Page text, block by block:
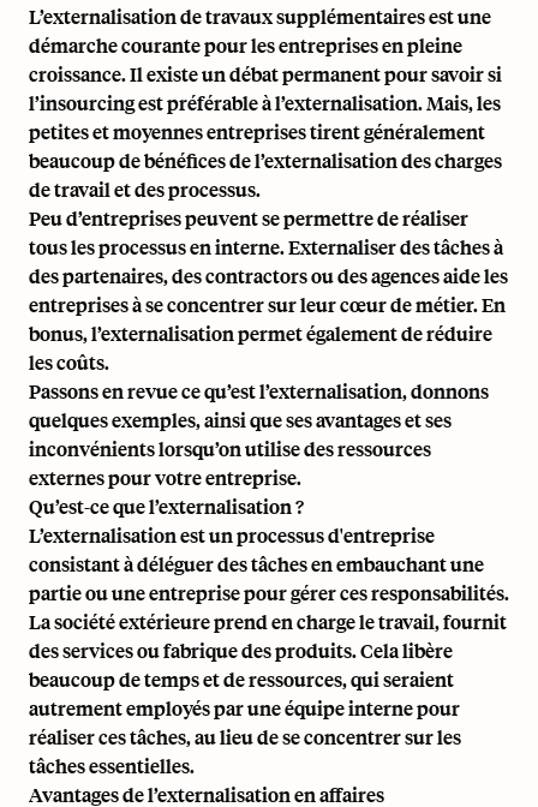
L’externalisation de travaux supplémentaires est une
démarche courante pour les entreprises en pleine
croissance. Il existe un débat permanent pour savoir si
l’insourcing est préférable à l’externalisation. Mais, les
petites et moyennes entreprises tirent généralement
beaucoup de bénéfices de l’externalisation des charges
de travail et des processus.
Peu d’entreprises peuvent se permettre de réaliser
tous les processus en interne. Externaliser des tâches à
des partenaires, des contractors ou des agences aide les
entreprises à se concentrer sur leur cœur de métier. En
bonus, l’externalisation permet également de réduire
les coûts.
Passons en revue ce qu’est l’externalisation, donnons
quelques exemples, ainsi que ses avantages et ses
inconvénients lorsqu’on utilise des ressources
externes pour votre entreprise.
Qu’est-ce que l’externalisation ?
L’externalisation est un processus d'entreprise
consistant à déléguer des tâches en embauchant une
partie ou une entreprise pour gérer ces responsabilités.
La société extérieure prend en charge le travail, fournit
des services ou fabrique des produits. Cela libère
beaucoup de temps et de ressources, qui seraient
autrement employés par une équipe interne pour
réaliser ces tâches, au lieu de se concentrer sur les
tâches essentielles.
Avantages de l’externalisation en affaires